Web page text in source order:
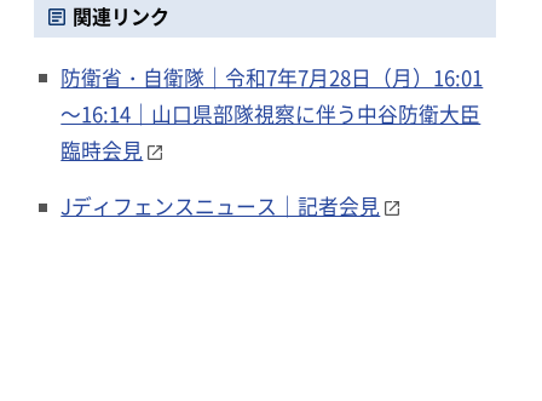
関連リンク
防衛省・自衛隊｜令和7年7月28日（月）16:01
～16:14｜山口県部隊視察に伴う中谷防衛大臣
臨時会見
Jディフェンスニュース｜記者会見